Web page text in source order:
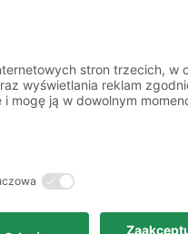
i
Niederlassung Bielefeld